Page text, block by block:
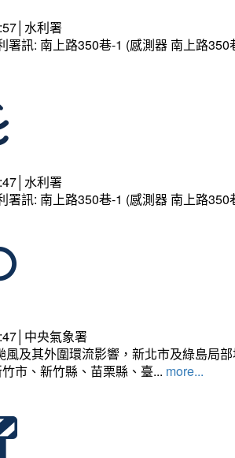
水利署
署訊: 南上路350巷-1 (感測器 南上路
水利署
署訊: 南上路350巷-1 (感測器 南上路
中央氣象署
風及其外圍環流影響，新北市及綠島局
市、新竹縣、苗栗縣、臺... more...